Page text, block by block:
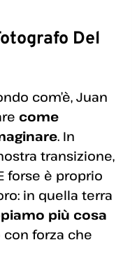
Del
com’è, Juan
come
. In
transizione,
forse è proprio
in quella terra
più cosa
forza che